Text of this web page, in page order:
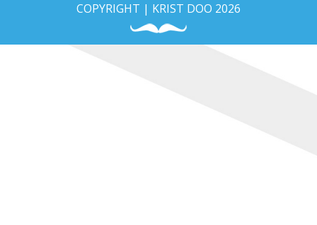
COPYRIGHT | KRIST DOO 2026